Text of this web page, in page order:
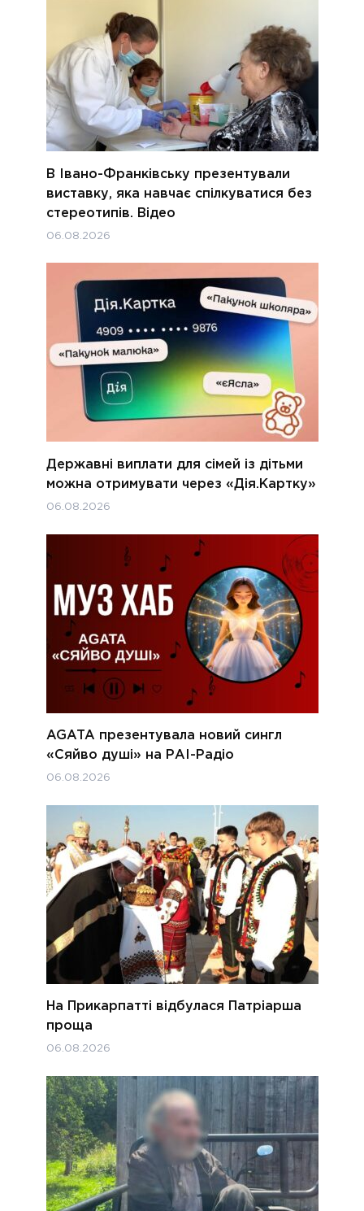
В Івано-Франківську презентували
виставку, яка навчає спілкуватися без
стереотипів. Відео
06.08.2026
Державні виплати для сімей із дітьми
можна отримувати через «Дія.Картку»
06.08.2026
AGATA презентувала новий сингл
«Сяйво душі» на РАІ-Радіо
06.08.2026
На Прикарпатті відбулася Патріарша
проща
06.08.2026